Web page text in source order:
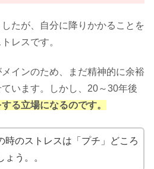
たが、自分に降りかかることを
レスです。
インのため、まだ精神的に余裕
います。しかし、20～30年後
る立場になるのです。
時のストレスは「プチ」どころ
ょう。。